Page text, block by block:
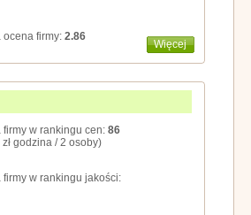
ocena firmy: 2.86
Więcej
firmy w rankingu cen: 86
godzina / 2 osoby)
firmy w rankingu jakości: